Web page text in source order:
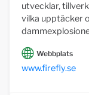
utvecklar,
vilka upptäcker
Webbplats
www.firefly.se